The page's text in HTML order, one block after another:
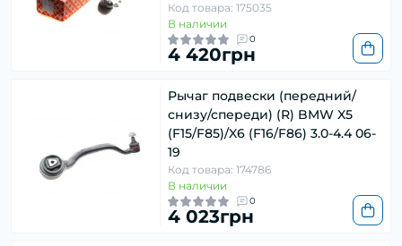
Код товара: 175035
В наличии
0
4 420грн
Рычаг подвески (передний/
снизу/спереди) (R) BMW X5
(F15/F85)/X6 (F16/F86) 3.0-4.4 06-
19
Код товара: 174786
В наличии
0
4 023грн